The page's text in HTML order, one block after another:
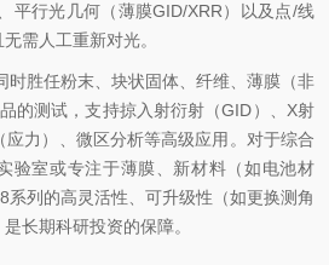
平行光几何（薄膜GID/XRR）以及点/线
需人工重新对光。
胜任粉末、块状固体、纤维、薄膜（非
的测试，支持掠入射衍射（GID）、X射
力）、微区分析等高级应用。对于综合
验室或专注于薄膜、新材料（如电池材
系列的高灵活性、可升级性（如更换测角
长期科研投资的保障。